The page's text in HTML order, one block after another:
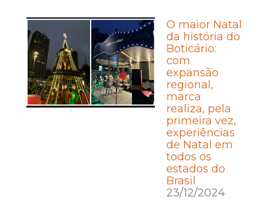
O maior Natal
da história do
Boticário:
com
expansão
regional,
marca
realiza, pela
primeira vez,
experiências
de Natal em
todos os
estados do
Brasil
23/12/2024